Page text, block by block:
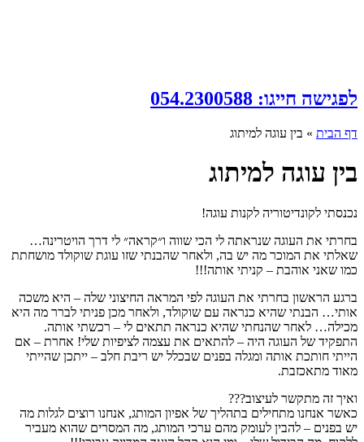
לפגישה חייגו: 054.2300588
דף הבית » בין עוגה למיתוג
בין עוגה למיתוג
נכנסתי לקונדיטוריה לקנות עוגה!
בחרתי את העוגה שנראתה לי הכי שווה ו״קראה״ לי דרך הויטרינה…
שאלתי את המוכר מה יש בה, ולאחר שהבנתי שזו עוגת שוקולד מושחתת
כמו שאני אוהבת – קניתי אותה!!!
ברגע הראשון בחרתי את העוגה לפי המראה החיצוני שלה – היא משכה
אותי… הבנתי שהיא כנראה עם שוקולד, ולאחר מכן פניתי לברר מה היא
מכילה… לאחר שהנחתי שהיא כנראה תתאים לי – רכשתי אותה.
התפקיד של העוגה היה – להתאים את עצמה לציפיות שלי! אחרת – אם
הייתי חותכת אותה ומגלה בפנים שבכלל יש ריבת חלב – ייתכן שהייתי
מאוד מתאכזבת.
ואיך זה מתקשר לעיצוב???
כאשר אנחנו מתחילים בתהליך של אפיון המותג, אנחנו רוצים לגלות מה
יש בפנים – להבין לעומק מהם ערכי המותג, מה המסרים שהוא מעביר